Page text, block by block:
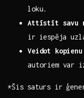
loku.
Attīstīt savu‌
ir ⁤iespēja
Veidot kopienu
autoriem var
*Šis ⁤saturs ir